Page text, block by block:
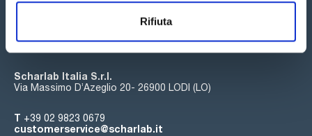
Rifiuta
Iscriviti alla Newsletter
Scharlab Italia S.r.l.
Via Massimo D’Azeglio 20- 26900 LODI (LO)
T +39 02 9823 0679
customerservice@scharlab.it